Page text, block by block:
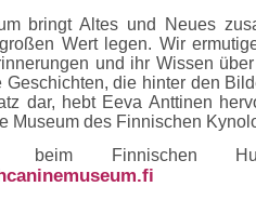
bringt Altes und Neues
großen Wert legen. Wir
und ihr Wissen
Geschichten, die hinter den
dar, hebt Eeva Anttinen
Museum des Finnischen
beim Finnischen